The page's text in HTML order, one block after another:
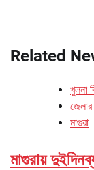
Related
খুলনা
মাগুরা
মাগুরায়